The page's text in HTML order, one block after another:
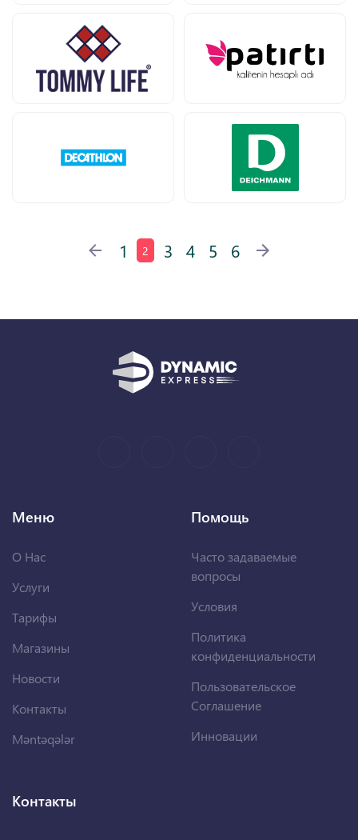
1 2 3 4 5 6
Меню
О Нас
Услуги
Тарифы
Магазины
Новости
Контакты
Məntəqələr
Помощь
Часто задаваемые
вопросы
Условия
Политика
конфиденциальности
Пользовательское
Соглашение
Инновации
Контакты